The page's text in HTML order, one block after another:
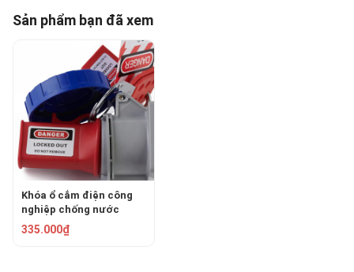
Sản phẩm bạn đã xem
Khóa ổ cắm điện công
nghiệp chống nước
50mm PROLOCKEY
335.000₫